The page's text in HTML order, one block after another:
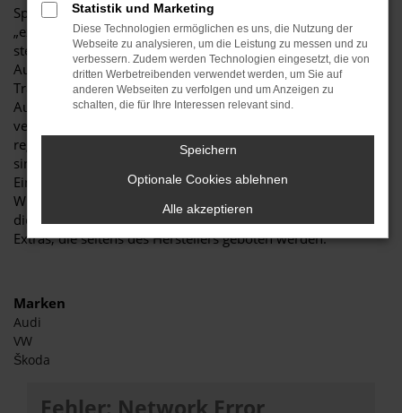
Sprachlich ließe sich gewiss darüber streiten, ob sich ein
„exzellent“ noch steigern lässt, inhaltlich jedoch nicht. Fest
steht, dass ein Audi A6 Neuwagen in puncto Qualität und
Ausstattung kaum zu toppen ist und Sie in einen echten
Traumwagen steigen. Wir sind stolz darauf, die Modelle von
Audi bereits seit vielen Jahrzehnten anzubieten und
verweisen auf unsere Erfahrung von mehr als 115 Jahren als
regional verwurzelter Familienbetrieb. Audi A6 Neuwagen
sind naturgemäß das „Non-Plus-Ultra“ und ermöglichen das
Einsteigen in ein Fahrzeug, das exakt entsprechend Ihrer
Wünsche und Vorgaben gebaut wird. Sie allein bestimmen
die Lackierung, Motorisierung und natürlich auch die vielen
Extras, die seitens des Herstellers geboten werden.
Marken
Audi
VW
Škoda
Statistik und Marketing
Diese Technologien ermöglichen es uns, die Nutzung der
Webseite zu analysieren, um die Leistung zu messen und zu
verbessern. Zudem werden Technologien eingesetzt, die von
dritten Werbetreibenden verwendet werden, um Sie auf
anderen Webseiten zu verfolgen und um Anzeigen zu
schalten, die für Ihre Interessen relevant sind.
Speichern
Optionale Cookies ablehnen
Alle akzeptieren